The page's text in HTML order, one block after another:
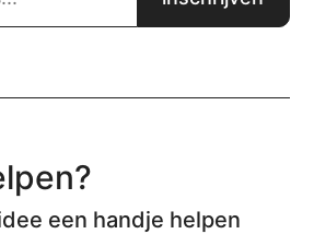
een handje helpen